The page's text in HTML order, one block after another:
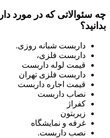
چه سئوالاتی که در مورد
بدانید؟
داربست شبانه روزی.
داربست فلزی،
قیمت لوله داربست
داربست فلزی تهران
قیمت اجاره داربست
نصاب داربست
کفراژ
زیربتون
غرفه و نمایشگاه
نصب داربست.